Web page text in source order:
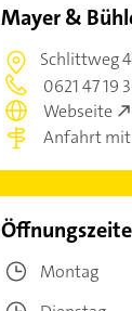
Mayer &
Schlittweg
0621 47 19
Webseite
Anfahrt mit
Montag